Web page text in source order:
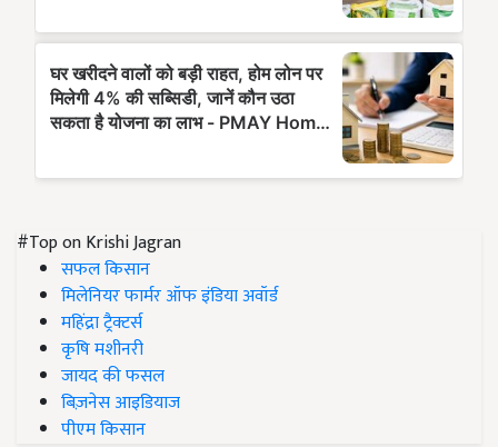
#Top on Krishi Jagran
सफल किसान
मिलेनियर फार्मर ऑफ इंडिया अवॉर्ड
महिंद्रा ट्रैक्टर्स
कृषि मशीनरी
जायद की फसल
बिज़नेस आइडियाज
पीएम किसान